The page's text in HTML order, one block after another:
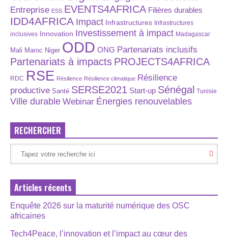
Entreprise ESS EVENTS4AFRICA Filières durables
IDD4AFRICA Impact Infrastructures Infrastructures
inclusives Innovation Investissement à impact Madagascar
Mali Maroc Niger ODD ONG Partenariats inclusifs
Partenariats à impacts PROJECTS4AFRICA
RDC RSE Résilience Résilience climatique Résilience
productive Santé SERSE2021 Start-up Sénégal Tunisie
Ville durable Webinar Énergies renouvelables
RECHERCHER
Articles récents
Enquête 2026 sur la maturité numérique des OSC
africaines
Tech4Peace, l’innovation et l’impact au cœur des